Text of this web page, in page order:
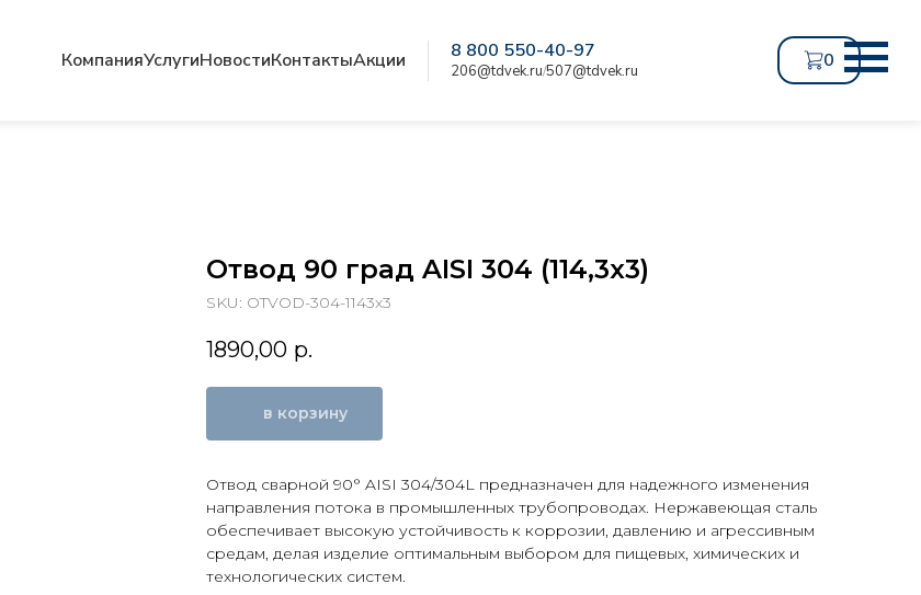
КомпанияУслугиНовостиКонтактыАкции 8 800 550-40-97
206@tdvek.ru/507@tdvek.ru 0
Отвод 90 град AISI 304 (114,3х3)
SKU: OTVOD-304-1143x3
1890,00 р.
в корзину
Отвод сварной 90° AISI 304/304L предназначен для надежного изменения
направления потока в промышленных трубопроводах. Нержавеющая сталь
обеспечивает высокую устойчивость к коррозии, давлению и агрессивным
средам, делая изделие оптимальным выбором для пищевых, химических и
технологических систем.